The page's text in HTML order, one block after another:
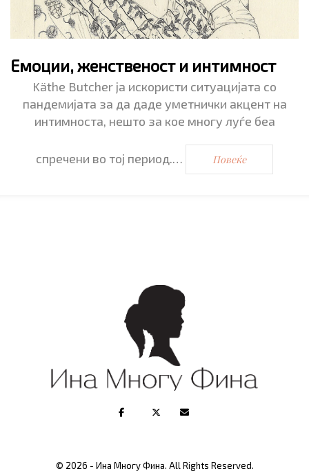
Емоции, женственост и интимност
Käthe Butcher ја искористи ситуацијата со
пандемијата за да даде уметнички акцент на
интимноста, нешто за кое многу луѓе беа
спречени во тој период.… Повеќе
© 2026 - Ина Многу Фина. All Rights Reserved.